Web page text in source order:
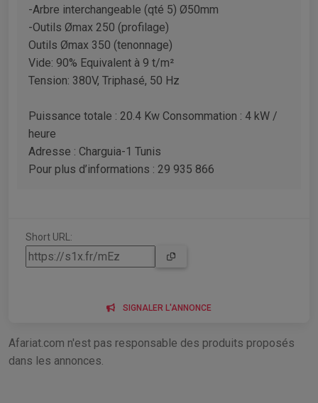
-Arbre interchangeable (qté 5) Ø50mm
-Outils Ømax 250 (profilage)
Outils Ømax 350 (tenonnage)
Vide: 90% Equivalent à 9 t/m²
Tension: 380V, Triphasé, 50 Hz
Puissance totale : 20.4 Kw Consommation : 4 kW /
heure
Adresse : Charguia-1 Tunis
Pour plus d’informations : 29 935 866
Short URL:
SIGNALER L'ANNONCE
Afariat.com n'est pas responsable des produits proposés
dans les annonces.